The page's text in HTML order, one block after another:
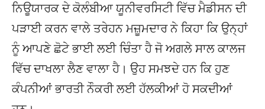
ਨਿਊਯਾਰਕ ਦੇ ਕੋਲੰਬੀਆ ਯੂਨੀਵਰਸਿਟੀ ਵਿੱਚ ਮੈਡੀਸਨ ਦੀ
ਪੜਾਈ ਕਰਨ ਵਾਲੇ ਤਰੇਹਨ ਮਜ਼ੂਮਦਾਰ ਨੇ ਕਿਹਾ ਕਿ ਉਨ੍ਹਾਂ
ਨੂੰ ਆਪਣੇ ਛੋਟੇ ਭਾਈ ਲਈ ਚਿੰਤਾ ਹੈ ਜੋ ਅਗਲੇ ਸਾਲ ਕਾਲਜ
ਵਿੱਚ ਦਾਖਲਾ ਲੈਣ ਵਾਲਾ ਹੈ। ਉਹ ਸਮਝਦੇ ਹਨ ਕਿ ਹੁਣ
ਕੰਪਨੀਆਂ ਭਾਰਤੀ ਨੌਕਰੀ ਲਈ ਹੱਲਕੀਆਂ ਹੋ ਸਕਦੀਆਂ